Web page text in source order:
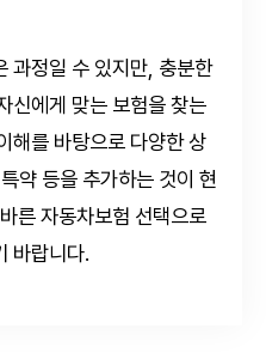
과정일 수 있지만, 충분한
신에게 맞는 보험을 찾는
해를 바탕으로 다양한 상
약 등을 추가하는 것이 현
른 자동차보험 선택으로
바랍니다.